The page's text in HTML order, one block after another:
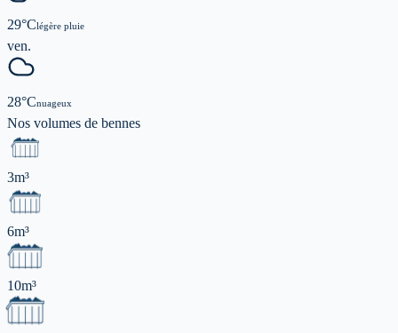
29°Clégère pluie
ven.
28°Cnuageux
Nos volumes de bennes
3m³
6m³
10m³